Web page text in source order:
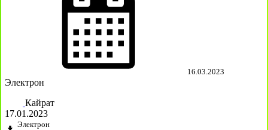
16.03.2023
Электрон
Кайрат
17.01.2023
Электрон